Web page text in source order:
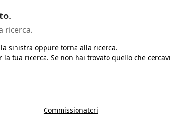
ricerca.
sinistra oppure torna alla ricerca.
tua ricerca. Se non hai trovato quello che
Commissionatori